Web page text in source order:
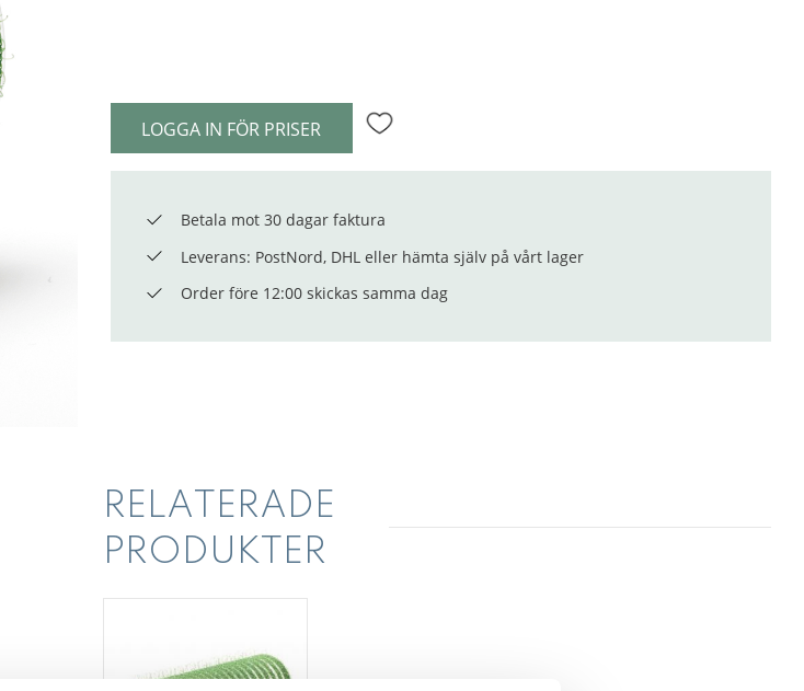
LOGGA IN FÖR PRISER Lägg till i favoriter
Betala mot 30 dagar faktura
Leverans: PostNord, DHL eller hämta själv på vårt lager
Order före 12:00 skickas samma dag
RELATERADE
PRODUKTER